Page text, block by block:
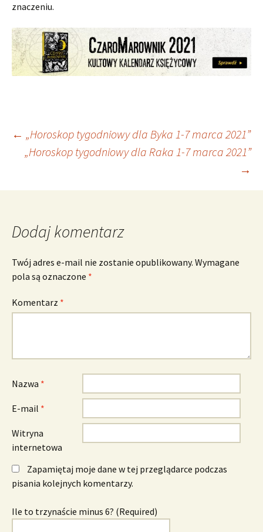
znaczeniu.
Nawigacja
← „Horoskop tygodniowy dla Byka 1-7 marca 2021”
„Horoskop tygodniowy dla Raka 1-7 marca 2021”
→
Dodaj komentarz
Twój adres e-mail nie zostanie opublikowany. Wymagane
pola są oznaczone *
Komentarz *
Nazwa *
E-mail *
Witryna
internetowa
Zapamiętaj moje dane w tej przeglądarce podczas
pisania kolejnych komentarzy.
Ile to trzynaście minus 6? (Required)